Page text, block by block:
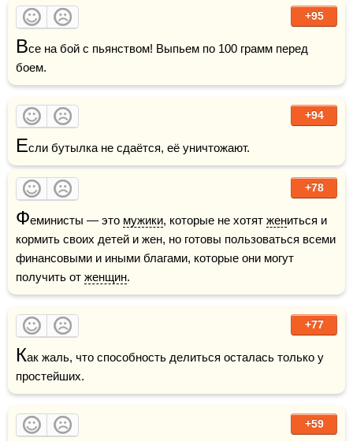
+95
Все на бой с пьянством! Выпьем по 100 грамм перед
боем.
+94
Если бутылка не сдаётся, её уничтожают.
+78
Феминисты — это мужики, которые не хотят жениться и
кормить своих детей и жен, но готовы пользоваться всеми
финансовыми и иными благами, которые они могут
получить от женщин.
+77
Как жаль, что способность делиться осталась только у
простейших.
+59